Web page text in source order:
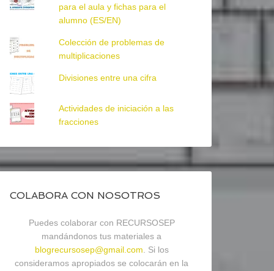
para el aula y fichas para el
alumno (ES/EN)
Colección de problemas de
multiplicaciones
Divisiones entre una cifra
Actividades de iniciación a las
fracciones
COLABORA CON NOSOTROS
Puedes colaborar con RECURSOSEP
mandándonos tus materiales a
blogrecursosep@gmail.com . Si los
consideramos apropiados se colocarán en la